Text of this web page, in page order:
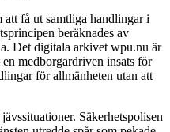
att få ut samtliga handlingar i
beräknades av
Det digitala arkivet wpu.nu är
medborgardriven insats för
för allmänheten utan att
Säkerhetspolisen